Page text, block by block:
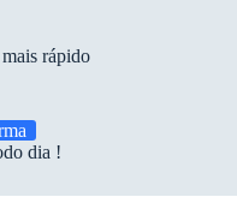
rápido
dia !